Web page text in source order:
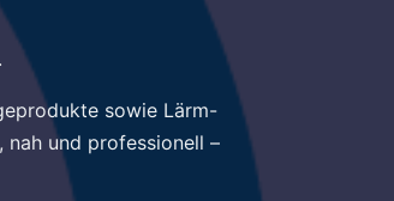
sowie Lärm-
nah und professionell –